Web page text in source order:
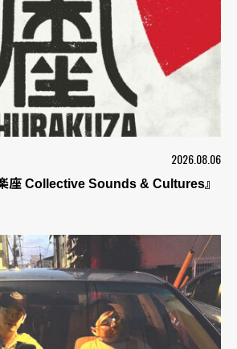
2026.08.06
座 Collective Sounds & Cultures』